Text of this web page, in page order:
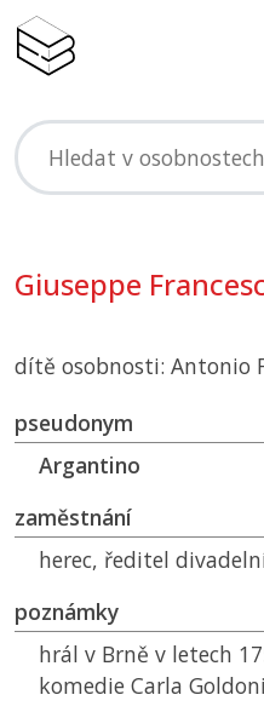
Giuseppe
dítě osobnosti: Antonio
pseudonym
Argantino
zaměstnání
herec, ředitel
poznámky
hrál v Brně v letech
komedie Carla